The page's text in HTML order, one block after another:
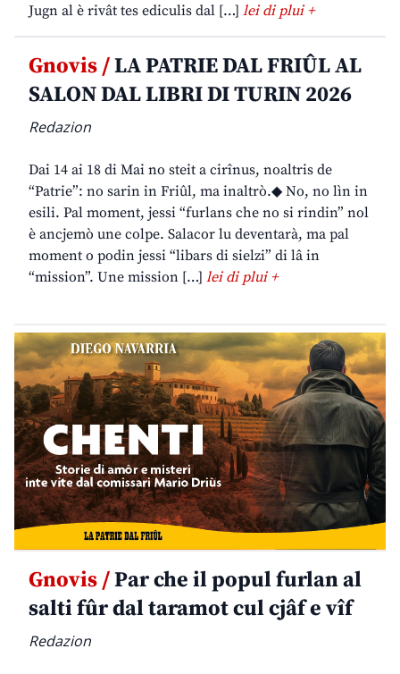
Jugn al è rivât tes ediculis dal […] lei di plui +
Gnovis /LA PATRIE DAL FRIÛL AL
SALON DAL LIBRI DI TURIN 2026
Redazion
Dai 14 ai 18 di Mai no steit a cirînus, noaltris de
“Patrie”: no sarin in Friûl, ma inaltrò.◆ No, no lìn in
esili. Pal moment, jessi “furlans che no si rindin” nol
è ancjemò une colpe. Salacor lu deventarà, ma pal
moment o podin jessi “libars di sielzi” di lâ in
“mission”. Une mission […] lei di plui +
Gnovis /Par che il popul furlan al
salti fûr dal taramot cul cjâf e vîf
Redazion